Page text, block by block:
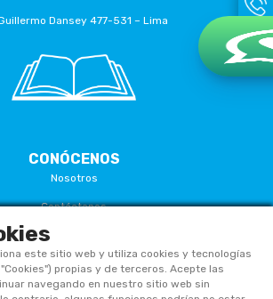
Dansey 477-531 – Lima
CONÓCENOS
Nosotros
Contáctanos
Términos Y Condiciones
Políticas De Privacidad
Políticas De Cookies
este sitio web y utiliza cookies y tecnologías
propias y de terceros. Acepte las
navegando en nuestro sitio web sin